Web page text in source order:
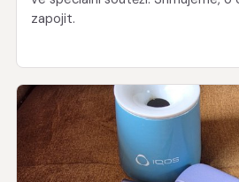
zapojit.